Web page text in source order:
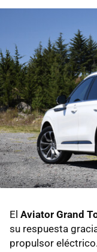
El Aviator Grand
su respuesta
propulsor